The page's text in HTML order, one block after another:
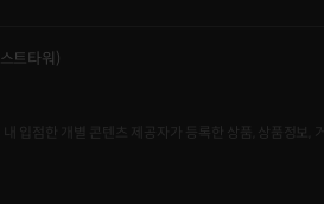
트타워)
점한 개별 콘텐츠 제공자가 등록한 상품, 상품정보,